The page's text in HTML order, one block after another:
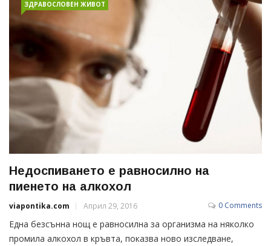
ЗДРАВОСЛОВЕН ЖИВОТ
Недоспиването е равносилно на
пиенето на алкохол
viapontika.com Април 29, 2016 0 Comments
Една безсънна нощ е равносилна за организма на няколко
промила алкохол в кръвта, показва ново изследване,